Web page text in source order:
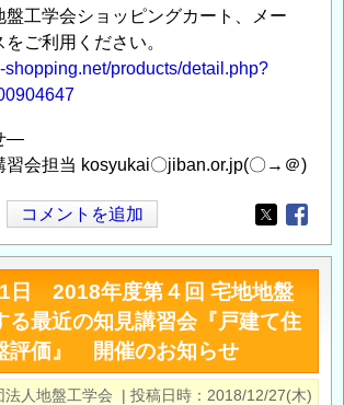
盤工学会ショッピングカート、メー
ご利用ください。
shopping.net/products/detail.php?
―
会担当 kosyukai〇jiban.or.jp(〇→＠)
コメントを追加
Opens in
日 2018年度第４回 宅地地盤
る最近の知見講習会『戸建て住
評価』 開催のお知らせ
法人地盤工学会 | 投稿日時
2018/12/27(木)